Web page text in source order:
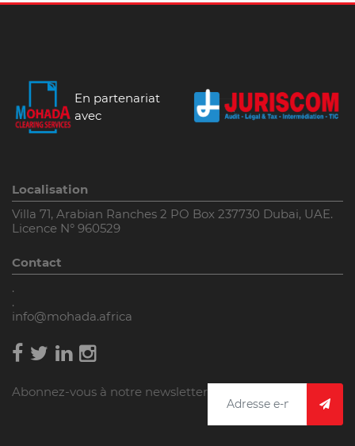
En partenariat
avec
Localisation
Villa 71, Arabian Ranches 2 PO Box 237730 Dubai, UAE.
Licence N° 960529
Contact
.
.
info@mohada.africa
Abonnez-vous à notre newsletter